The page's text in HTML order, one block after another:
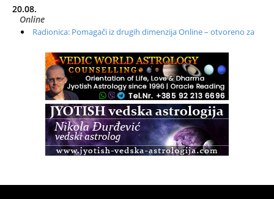
20.08.
Online
Radionica: Pomagači iz drugih dimenzija Online – otvoreno za
Zagreb+Online
Osnovni ThetaHealing® tečaj, Zagreb i Online
Access BARS®, otpusti stres
Access Energetski Facelift®